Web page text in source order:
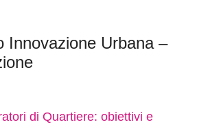
Innovazione Urbana –
di Quartiere: obiettivi e